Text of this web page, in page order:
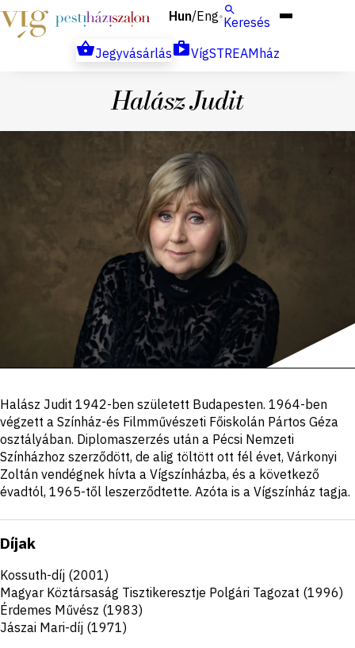
Hun/Eng Keresés
Jegyvásárlás
VígSTREAMház
Halász Judit
Portré,
leírás
Halász Judit 1942-ben született Budapesten. 1964-ben
végzett a Színház-és Filmművészeti Főiskolán Pártos Géza
osztályában. Diplomaszerzés után a Pécsi Nemzeti
Színházhoz szerződött, de alig töltött ott fél évet, Várkonyi
Zoltán vendégnek hívta a Vígszínházba, és a következő
évadtól, 1965-től leszerződtette. Azóta is a Vígszínház tagja.
Díjak
Kossuth-díj (2001)
Magyar Köztársaság Tisztikeresztje Polgári Tagozat (1996)
Érdemes Művész (1983)
Jászai Mari-díj (1971)